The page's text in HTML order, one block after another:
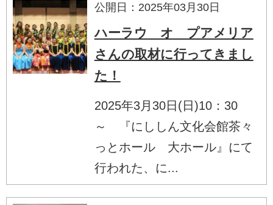
公開日：2025年03月30日
ハーラウ オ プアメリア
さんの取材に行ってきまし
た！
2025年3月30日(日)10：30
～ 『にししん文化会館茶々
っとホール 大ホール』にて
行われた、に...